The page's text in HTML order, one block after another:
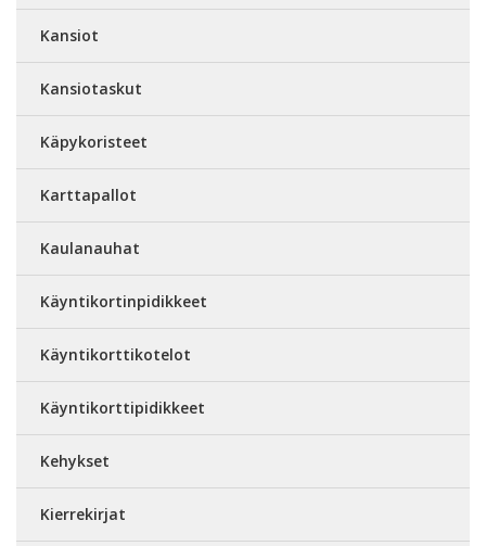
Kansiot
Kansiotaskut
Käpykoristeet
Karttapallot
Kaulanauhat
Käyntikortinpidikkeet
Käyntikorttikotelot
Käyntikorttipidikkeet
Kehykset
Kierrekirjat